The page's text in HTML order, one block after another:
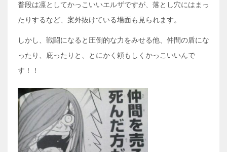
普段は凛としてかっこいいエルザですが、落とし穴にはまっ
たりするなど、案外抜けている場面も見られます。
しかし、戦闘になると圧倒的な力をみせる他、仲間の盾にな
ったり、庇ったりと、とにかく頼もしくかっこいいんで
す！！